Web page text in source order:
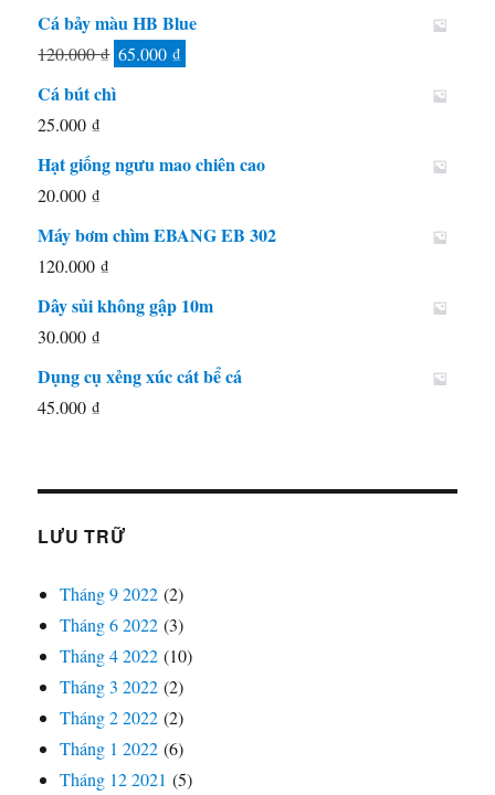
gốc
là:
20.000 ₫.
hiện
tại
là:
Cá bảy màu HB Blue
120.000₫ Giá
gốc
65.000₫
65.000 ₫.
Cá bút chì
25.000₫
Hạt giống ngưu mao chiên cao
20.000₫
Máy bơm chìm EBANG EB 302
120.000₫
Dây sủi không gập 10m
30.000₫
Dụng cụ xẻng xúc cát bể cá
45.000₫
LƯU TRỮ
Tháng 9 2022 (2)
Tháng 6 2022 (3)
Tháng 4 2022 (10)
Tháng 3 2022 (2)
Tháng 2 2022 (2)
Tháng 1 2022 (6)
Tháng 12 2021 (5)